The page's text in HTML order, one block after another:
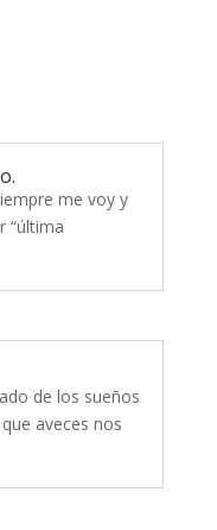
me voy y
“última
de los sueños
aveces nos